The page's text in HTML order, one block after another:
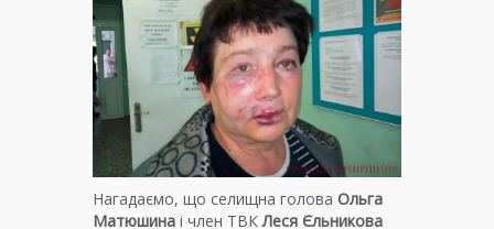
Нагадаємо, що селищна голова Ольга
Матюшина і член ТВКЛеся Єльникова